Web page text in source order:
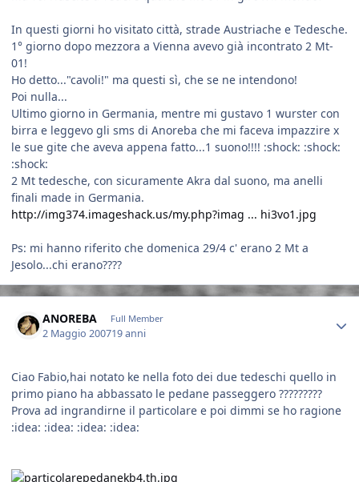
In questi giorni ho visitato città, strade Austriache e Tedesche.
1° giorno dopo mezzora a Vienna avevo già incontrato 2 Mt-
01!
Ho detto..."cavoli!" ma questi sì, che se ne intendono!
Poi nulla...
Ultimo giorno in Germania, mentre mi gustavo 1 wurster con
birra e leggevo gli sms di Anoreba che mi faceva impazzire x
le sue gite che aveva appena fatto...1 suono!!!! :shock: :shock:
:shock:
2 Mt tedesche, con sicuramente Akra dal suono, ma anelli
finali made in Germania.
http://img374.imageshack.us/my.php?imag ... hi3vo1.jpg
Ps: mi hanno riferito che domenica 29/4 c' erano 2 Mt a
Jesolo...chi erano????
ANOREBA Full Member
2 Maggio 200719 anni
Ciao Fabio,hai notato ke nella foto dei due tedeschi quello in
primo piano ha abbassato le pedane passeggero ?????????
Prova ad ingrandirne il particolare e poi dimmi se ho ragione
:idea: :idea: :idea: :idea: